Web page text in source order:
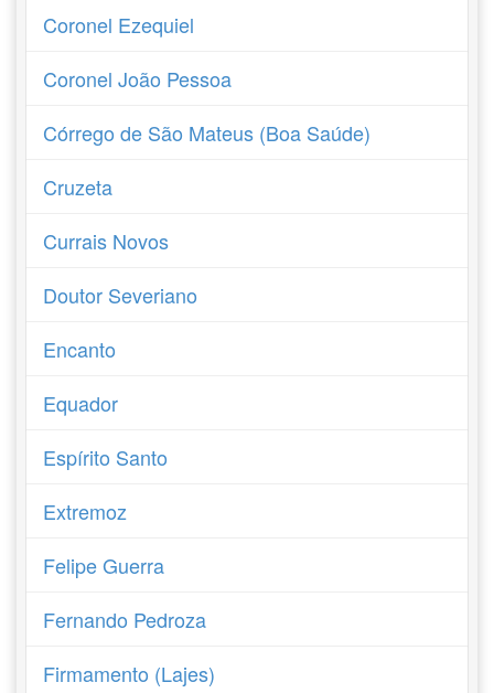
Coronel Ezequiel
Coronel João Pessoa
Córrego de São Mateus (Boa Saúde)
Cruzeta
Currais Novos
Doutor Severiano
Encanto
Equador
Espírito Santo
Extremoz
Felipe Guerra
Fernando Pedroza
Firmamento (Lajes)